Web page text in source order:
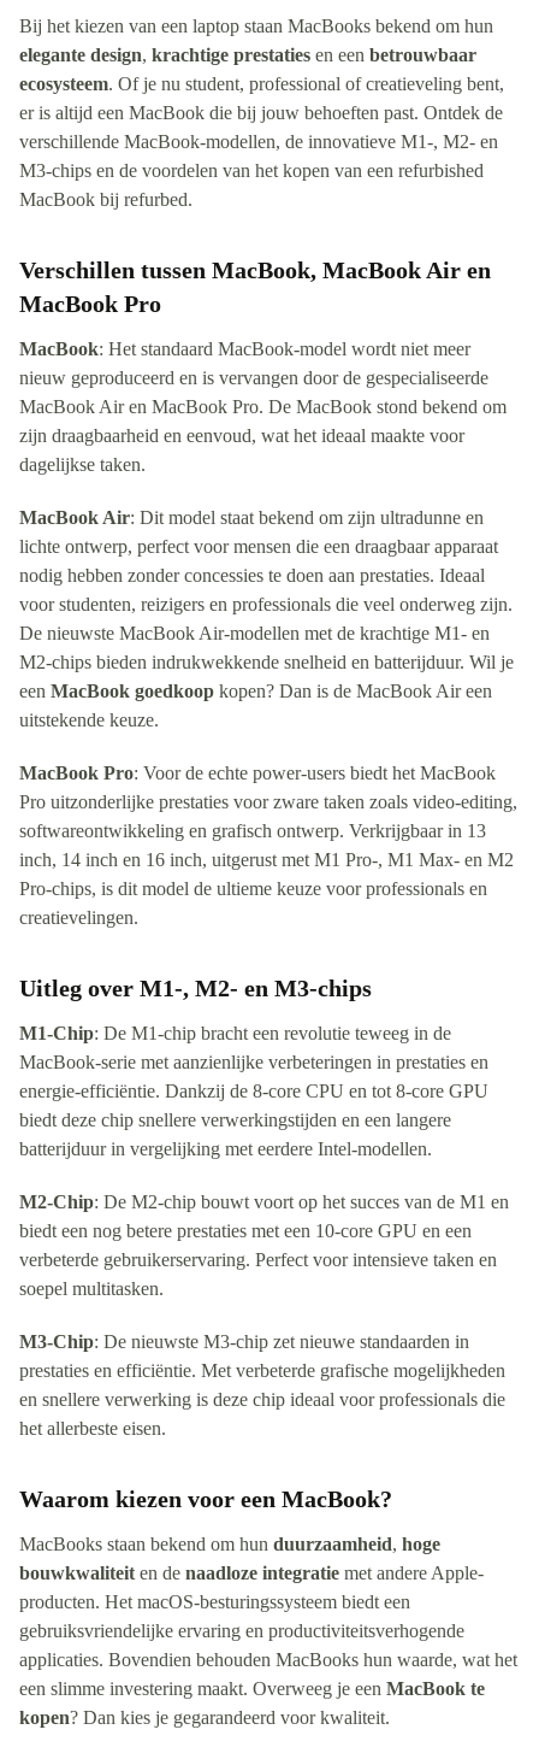
Bij het kiezen van een laptop staan MacBooks bekend om hun
elegante design, krachtige prestaties en een betrouwbaar
ecosysteem. Of je nu student, professional of creatieveling bent,
er is altijd een MacBook die bij jouw behoeften past. Ontdek de
verschillende MacBook-modellen, de innovatieve M1-, M2- en
M3-chips en de voordelen van het kopen van een refurbished
MacBook bij refurbed.
Verschillen tussen MacBook, MacBook Air en
MacBook Pro
MacBook: Het standaard MacBook-model wordt niet meer
nieuw geproduceerd en is vervangen door de gespecialiseerde
MacBook Air en MacBook Pro. De MacBook stond bekend om
zijn draagbaarheid en eenvoud, wat het ideaal maakte voor
dagelijkse taken.
MacBook Air: Dit model staat bekend om zijn ultradunne en
lichte ontwerp, perfect voor mensen die een draagbaar apparaat
nodig hebben zonder concessies te doen aan prestaties. Ideaal
voor studenten, reizigers en professionals die veel onderweg zijn.
De nieuwste MacBook Air-modellen met de krachtige M1- en
M2-chips bieden indrukwekkende snelheid en batterijduur. Wil je
een MacBook goedkoop kopen? Dan is de MacBook Air een
uitstekende keuze.
MacBook Pro: Voor de echte power-users biedt het MacBook
Pro uitzonderlijke prestaties voor zware taken zoals video-editing,
softwareontwikkeling en grafisch ontwerp. Verkrijgbaar in 13
inch, 14 inch en 16 inch, uitgerust met M1 Pro-, M1 Max- en M2
Pro-chips, is dit model de ultieme keuze voor professionals en
creatievelingen.
Uitleg over M1-, M2- en M3-chips
M1-Chip: De M1-chip bracht een revolutie teweeg in de
MacBook-serie met aanzienlijke verbeteringen in prestaties en
energie-efficiëntie. Dankzij de 8-core CPU en tot 8-core GPU
biedt deze chip snellere verwerkingstijden en een langere
batterijduur in vergelijking met eerdere Intel-modellen.
M2-Chip: De M2-chip bouwt voort op het succes van de M1 en
biedt een nog betere prestaties met een 10-core GPU en een
verbeterde gebruikerservaring. Perfect voor intensieve taken en
soepel multitasken.
M3-Chip: De nieuwste M3-chip zet nieuwe standaarden in
prestaties en efficiëntie. Met verbeterde grafische mogelijkheden
en snellere verwerking is deze chip ideaal voor professionals die
het allerbeste eisen.
Waarom kiezen voor een MacBook?
MacBooks staan bekend om hun duurzaamheid, hoge
bouwkwaliteit en de naadloze integratie met andere Apple-
producten. Het macOS-besturingssysteem biedt een
gebruiksvriendelijke ervaring en productiviteitsverhogende
applicaties. Bovendien behouden MacBooks hun waarde, wat het
een slimme investering maakt. Overweeg je een MacBook te
kopen? Dan kies je gegarandeerd voor kwaliteit.